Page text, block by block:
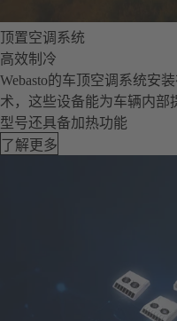
顶置空调系统
高效制冷
Webasto的车顶空调系统安
术，这些设备能为车辆内部
型号还具备加热功能
了解更多